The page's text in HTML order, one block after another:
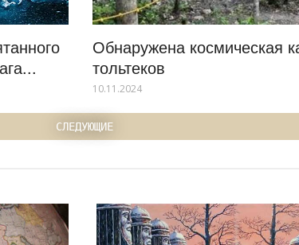
Обнаружена космическая
тольтеков
10.11.2024
СЛЕДУЮЩИЕ